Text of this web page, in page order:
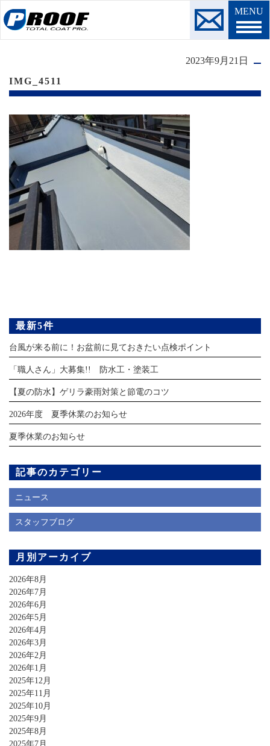
MENU
2023年9月21日
IMG_4511
最新5件
台風が来る前に！お盆前に見ておきたい点検ポイント
「職人さん」大募集!! 防水工・塗装工
【夏の防水】ゲリラ豪雨対策と節電のコツ
2026年度 夏季休業のお知らせ
夏季休業のお知らせ
記事のカテゴリー
ニュース
スタッフブログ
月別アーカイブ
2026年8月
2026年7月
2026年6月
2026年5月
2026年4月
2026年3月
2026年2月
2026年1月
2025年12月
2025年11月
2025年10月
2025年9月
2025年8月
2025年7月